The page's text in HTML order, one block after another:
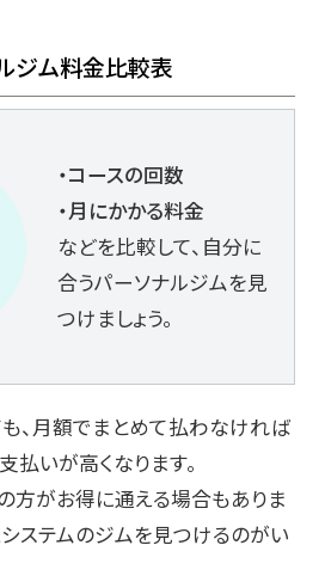
ジム料金比較表
・コースの回数
・月にかかる料金
などを比較して、自分に
合うパーソナルジムを見
つけましょう。
、月額でまとめて払わなければ
いが高くなります。
方がお得に通える場合もありま
ステムのジムを見つけるのがい